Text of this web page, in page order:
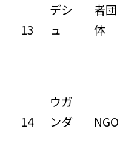
13
デシ
ュ
者団
体
14
ウガ
ンダ
NGO